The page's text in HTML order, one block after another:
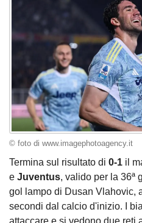
© foto di www.imagephotoagency.it
Termina sul risultato di 0-1 il
e Juventus, valido per la 36ª
gol lampo di Dusan Vlahovic,
secondi dal calcio d'inizio. I